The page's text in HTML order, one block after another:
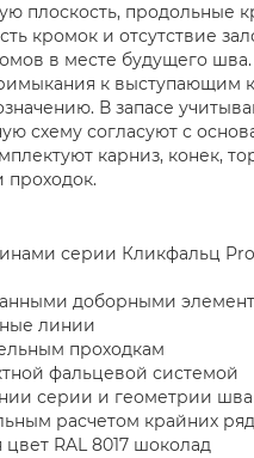
плоскость, продольные
кромок и отсутствие
в месте будущего
к выступающим
В запасе
схему согласуют с
карниз, конек,
проходок.
серии Кликфальц
доборными
линии
проходкам
фальцевой системой
серии и геометрии шва
расчетом крайних
RAL 8017 шоколад